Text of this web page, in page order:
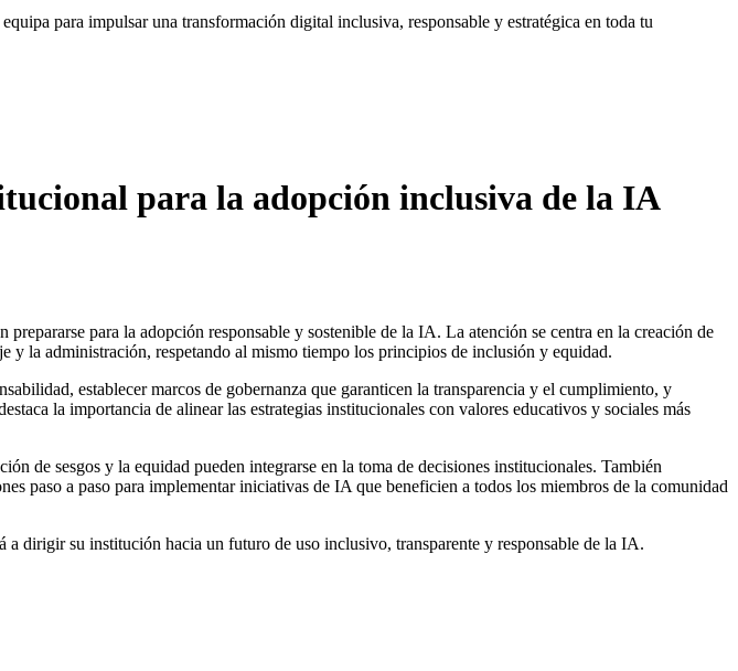
para impulsar una transformación digital inclusiva, responsable y estratégica en toda tu
para la adopción inclusiva de la IA
para la adopción responsable y sostenible de la IA. La atención se centra en la creación de
y la administración, respetando al mismo tiempo los principios de inclusión y equidad.
establecer marcos de gobernanza que garanticen la transparencia y el cumplimiento, y
la importancia de alinear las estrategias institucionales con valores educativos y sociales más
de sesgos y la equidad pueden integrarse en la toma de decisiones institucionales. También
paso a paso para implementar iniciativas de IA que beneficien a todos los miembros de la comunidad
dirigir su institución hacia un futuro de uso inclusivo, transparente y responsable de la IA.